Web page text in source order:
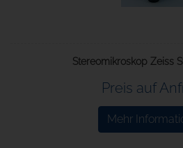
Stereomikroskop Zeiss
Preis auf
Mehr